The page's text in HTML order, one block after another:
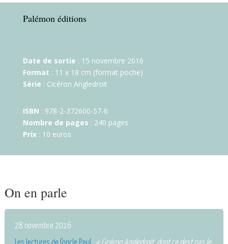
Palémon éditions
Date de sortie : 15 novembre 2016
Format : 11 x 18 cm (format poche)
Série : Cicéron Angledroit
ISBN : 978-2-372600-57-6
Nombre de pages : 240 pages
Prix: 10 euros
On en parle
28 novembre 2016
Les lectures de l’oncle Paul : « Cicéron Angledroit, dont ce n’est pas le